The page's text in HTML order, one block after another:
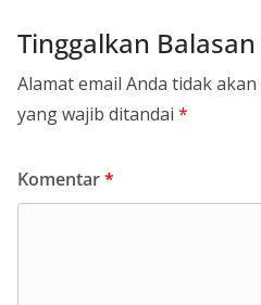
Tinggalkan Balasan
Alamat email Anda tidak
yang wajib ditandai *
Komentar*